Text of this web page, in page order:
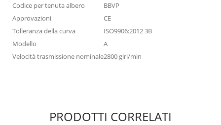
Codice per tenuta albero
BBVP
Approvazioni
CE
Tolleranza della curva
ISO9906:2012 3B
Modello
A
Velocità trasmissione nominale2800 giri/min
PRODOTTI CORRELATI